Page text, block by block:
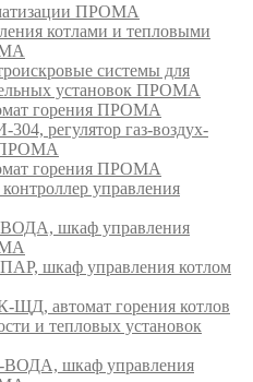
ПРОМА
котлами и тепловыми
системы для
установок ПРОМА
горения ПРОМА
регулятор газ-воздух-
ПРОМА
горения ПРОМА
управления
шкаф управления
шкаф управления котлом
автомат горения котлов
и тепловых установок
шкаф управления